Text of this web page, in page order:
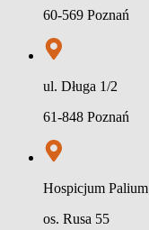
60-569 Poznań
ul. Długa 1/2
61-848 Poznań
Hospicjum Palium
os. Rusa 55